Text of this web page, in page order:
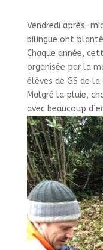
Vendredi après-
bilingue ont
Chaque année,
organisée par la
élèves de GS de la
Malgré la pluie,
avec beaucoup